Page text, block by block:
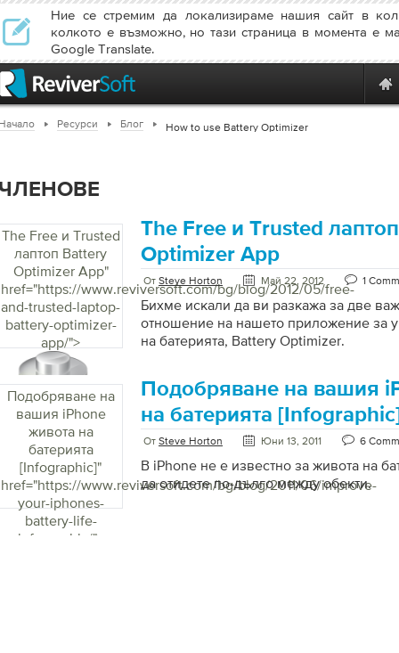
Ние се стремим да локализираме нашия сайт в
колкото е възможно, но тази страница в момента е
Google Translate.
Ресурси Блог How to use Battery Optimizer
The Free и Trusted
лаптоп Battery
Optimizer App"
href="https://www.reviversoft.com/bg/blog/2012/05/free-
and-trusted-laptop-
battery-optimizer-
app/">
The Free и Trusted
Optimizer App
От Steve Horton Май 22, 2012 1
Бихме искали да ви разкажа за две
отношение на нашето приложение за
на батерията, Battery Optimizer.
Подобряване на
вашия iPhone
живота на
батерията
[Infographic]"
href="https://www.reviversoft.com/bg/blog/2011/06/improve-
your-iphones-
battery-life-
infographic/">
Подобряване на вашия
на батерията
От Steve Horton Юни 13, 2011 6
В iPhone не е известно за живота на
да отидете по-дълго между обекти.